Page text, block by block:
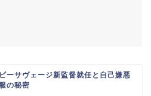
ーサヴェージ新監督就任と自己嫌悪
の秘密